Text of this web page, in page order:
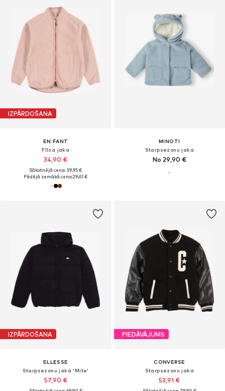
IZPĀRDOŠANA
EN FANT
Flīsa jaka
34,90 €
Sākotnējā cena: 39,95 €
Pēdējā zemākā cena:29,61 €
MINOTI
Starpsezonu jaka
No 29,90 €
IZPĀRDOŠANA
ELLESSE
Starpsezonu jaka 'Mite'
57,90 €
PIEDĀVĀJUMS
CONVERSE
Starpsezonu jaka
53,91 €